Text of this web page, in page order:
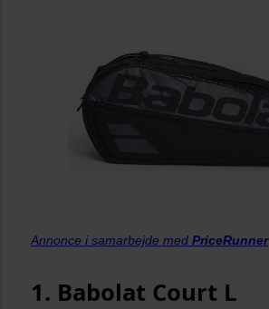
Annonce i samarbejde med PriceRunner
1. Babolat Court L